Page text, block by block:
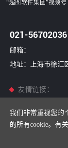
我们非常重视您的
的所有cookie。有
“超图软件集团”视频号
021-56702036
邮箱：
地址：上海市徐汇
友情链接：
Copyright © 2001-